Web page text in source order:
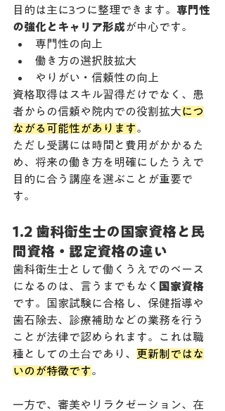
目的は主に3つに整理できます。 専門性
の強化とキャリア形成が中心です。
専門性の向上
働き方の選択肢拡大
やりがい・信頼性の向上
資格取得はスキル習得だけでなく、患
者からの信頼や院内での役割拡大につ
ながる可能性があります。
ただし受講には時間と費用がかかるた
め、将来の働き方を明確にしたうえで
目的に合う講座を選ぶことが重要で
す。
1.2 歯科衛生士の国家資格と民
間資格・認定資格の違い
歯科衛生士として働くうえでのベース
になるのは、言うまでもなく 国家資格
です。国家試験に合格し、保健指導や
歯石除去、診療補助などの業務を行う
ことが法律で認められます。これは職
種としての土台であり、 更新制ではな
いのが特徴です。
一方で、審美やリラクゼーション、在